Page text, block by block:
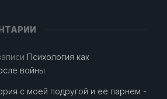
Психология как
войны
с моей подругой и ее парнем -